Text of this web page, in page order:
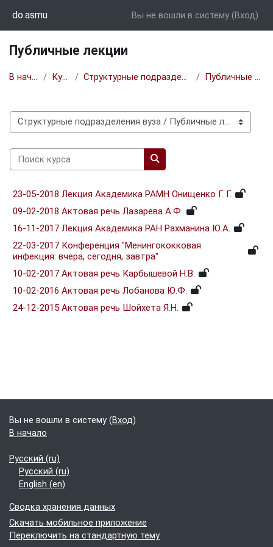
do.asmu Вы не вошли в систему (Вход)
Публичные лекции
В начало Курсы Структурные подразделения вуза Публичные лекции
Категории курсов
Поиск курса
Поиск курса
23-05-2018 Лекция Академика РАМН Онищенко Г. Г.
09-02-2018 Актовая речь Лазарева А.Ф.
16-11-2017 Лекция Академика РАН Рахманина Ю.А.
22-03-2017 Конференция "Менингококковая
инфекция: вчера, сегодня, завтра"
10-02-2017 Актовая речь Карбышевой Н.В.
10-02-2016 Актовая речь Лобанова Ю.Ф.
24-12-2015 Актовая речь Шойхета Я.Н.
Вы не вошли в систему (Вход)
В начало
Русский ‎(ru)‎
Русский ‎(ru)‎
English ‎(en)‎
Сводка хранения данных
Скачать мобильное приложение
Переключить на стандартную тему